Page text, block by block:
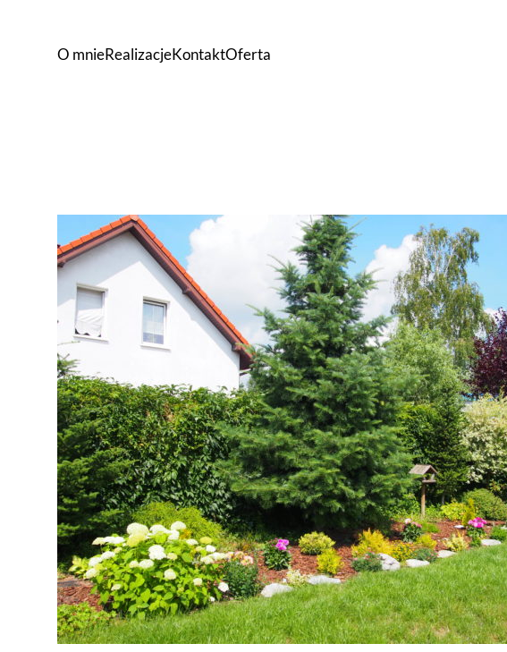
O mnieRealizacjeKontaktOferta